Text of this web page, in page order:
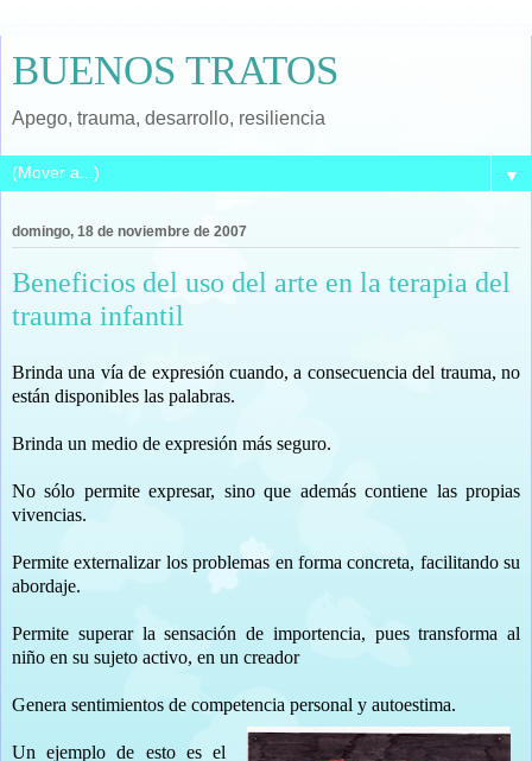
BUENOS TRATOS
Apego, trauma, desarrollo, resiliencia
▼
domingo, 18 de noviembre de 2007
Beneficios del uso del arte en la terapia del
trauma infantil
Brinda una vía de expresión cuando, a consecuencia del trauma, no
están disponibles las palabras.
Brinda un medio de expresión más seguro.
No sólo permite expresar, sino que además contiene las propias
vivencias.
Permite externalizar los problemas en forma concreta, facilitando su
abordaje.
Permite superar la sensación de importencia, pues transforma al
niño en su sujeto activo, en un creador
Genera sentimientos de competencia personal y autoestima.
Un ejemplo de esto es el